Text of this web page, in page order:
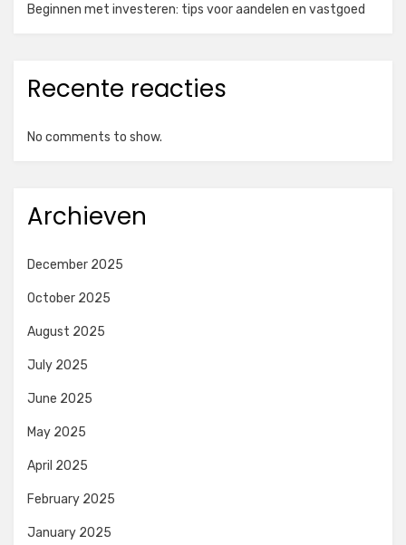
Beginnen met investeren: tips voor aandelen en vastgoed
Recente reacties
No comments to show.
Archieven
December 2025
October 2025
August 2025
July 2025
June 2025
May 2025
April 2025
February 2025
January 2025